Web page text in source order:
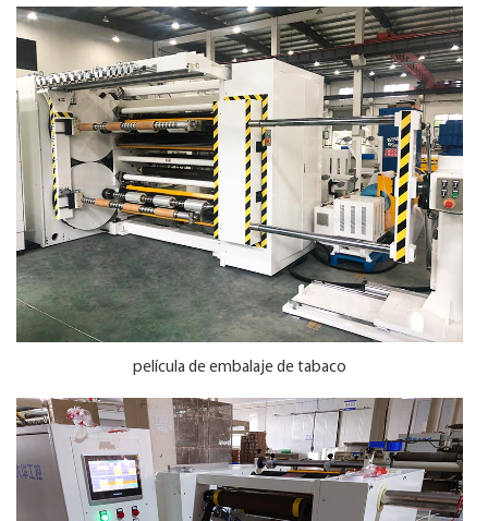
película de embalaje de tabaco